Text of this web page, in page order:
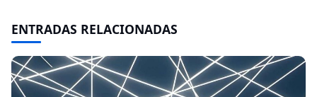
ENTRADAS RELACIONADAS